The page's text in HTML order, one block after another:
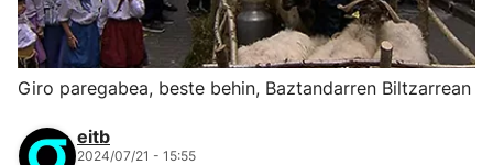
Giro paregabea, beste behin, Baztandarren Biltzarrean
eitb
2024/07/21 - 15:55